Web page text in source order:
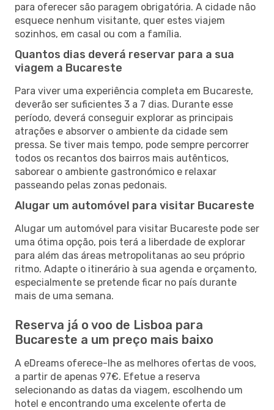
para oferecer são paragem obrigatória. A cidade não
esquece nenhum visitante, quer estes viajem
sozinhos, em casal ou com a família.
Quantos dias deverá reservar para a sua
viagem a Bucareste
Para viver uma experiência completa em Bucareste,
deverão ser suficientes 3 a 7 dias. Durante esse
período, deverá conseguir explorar as principais
atrações e absorver o ambiente da cidade sem
pressa. Se tiver mais tempo, pode sempre percorrer
todos os recantos dos bairros mais autênticos,
saborear o ambiente gastronómico e relaxar
passeando pelas zonas pedonais.
Alugar um automóvel para visitar Bucareste
Alugar um automóvel para visitar Bucareste pode ser
uma ótima opção, pois terá a liberdade de explorar
para além das áreas metropolitanas ao seu próprio
ritmo. Adapte o itinerário à sua agenda e orçamento,
especialmente se pretende ficar no país durante
mais de uma semana.
Reserva já o voo de Lisboa para
Bucareste a um preço mais baixo
A eDreams oferece-lhe as melhores ofertas de voos,
a partir de apenas 97€. Efetue a reserva
selecionando as datas da viagem, escolhendo um
hotel e encontrando uma excelente oferta de